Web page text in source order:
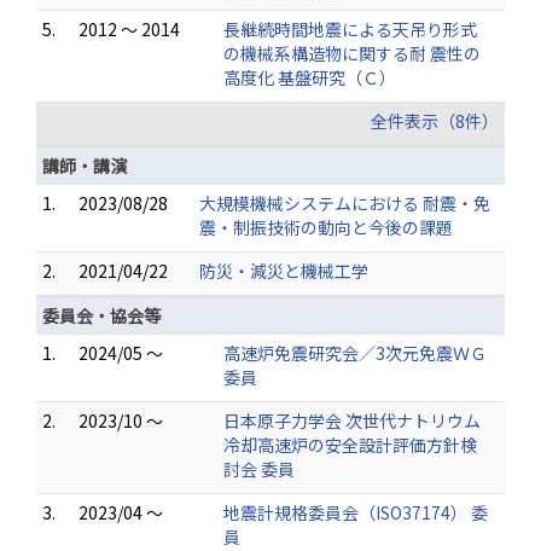
5.
2012 ～ 2014
長継続時間地震による天吊り形式
の機械系構造物に関する耐 震性の
高度化 基盤研究（Ｃ）
全件表示（8件）
講師・講演
1.
2023/08/28
大規模機械システムにおける 耐震・免
震・制振技術の動向と今後の課題
2.
2021/04/22
防災・減災と機械工学
委員会・協会等
1.
2024/05 ～
高速炉免震研究会／3次元免震ＷＧ
委員
2.
2023/10 ～
日本原子力学会 次世代ナトリウム
冷却高速炉の安全設計評価方針検
討会 委員
3.
2023/04 ～
地震計規格委員会（ISO37174） 委
員